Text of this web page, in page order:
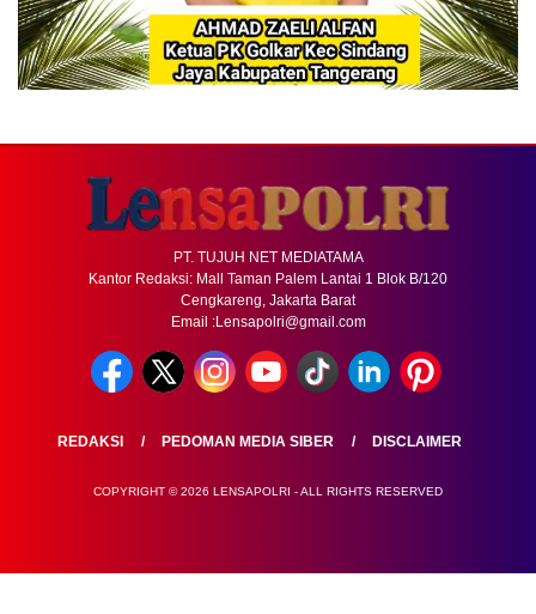
PT. TUJUH NET MEDIATAMA
Kantor Redaksi: Mall Taman Palem Lantai 1 Blok B/120
Cengkareng, Jakarta Barat
Email :Lensapolri@gmail.com
REDAKSI PEDOMAN MEDIA SIBER DISCLAIMER
COPYRIGHT © 2026 LENSAPOLRI - ALL RIGHTS RESERVED